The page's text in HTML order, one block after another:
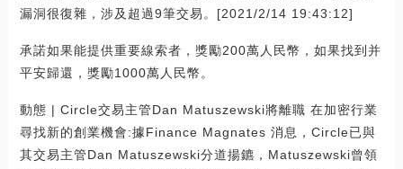
漏洞很復雜，涉及超過9筆交易。[2021/2/14 19:43:12]
承諾如果能提供重要線索者，獎勵200萬人民幣，如果找到并
平安歸還，獎勵1000萬人民幣。
動態 | Circle交易主管Dan Matuszewski將離職 在加密行業
尋找新的創業機會:據Finance Magnates 消息，Circle已與
其交易主管Dan Matuszewski分道揚鑣，Matuszewski曾領